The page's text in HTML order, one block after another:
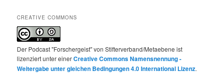
CREATIVE COMMONS
Der Podcast "Forschergeist" von Stifterverband/Metaebene ist
lizenziert unter einerCreative Commons Namensnennung -
Weitergabe unter gleichen Bedingungen 4.0 International Lizenz.